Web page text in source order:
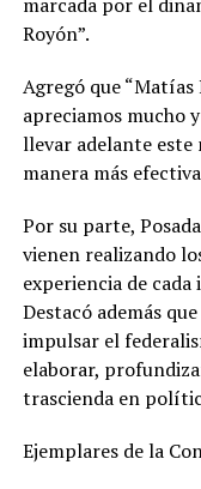
Royón”.
Agregó que “Matías
apreciamos mucho
llevar adelante este
manera más
Por su parte,
vienen realizando
experiencia de
Destacó además
impulsar el
elaborar,
trascienda en
Ejemplares de la